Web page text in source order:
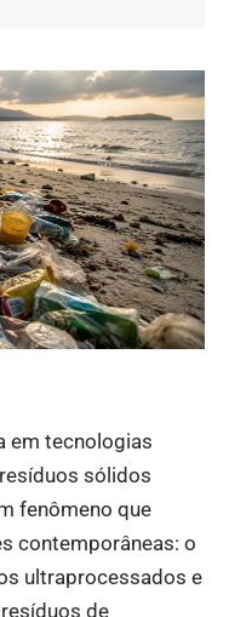
em tecnologias
sólidos
fenômeno que
contemporâneas: o
ultraprocessados e
de